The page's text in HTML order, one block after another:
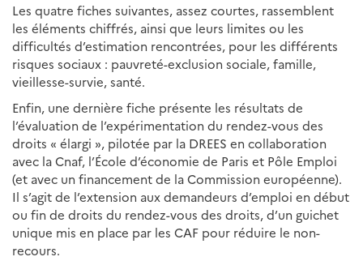
Les quatre fiches suivantes, assez courtes, rassemblent
les éléments chiffrés, ainsi que leurs limites ou les
difficultés d’estimation rencontrées, pour les différents
risques sociaux : pauvreté-exclusion sociale, famille,
vieillesse-survie, santé.
Enfin, une dernière fiche présente les résultats de
l’évaluation de l’expérimentation du rendez-vous des
droits « élargi », pilotée par la DREES en collaboration
avec la Cnaf, l’École d’économie de Paris et Pôle Emploi
(et avec un financement de la Commission européenne).
Il s’agit de l’extension aux demandeurs d’emploi en début
ou fin de droits du rendez-vous des droits, d’un guichet
unique mis en place par les CAF pour réduire le non-
recours.